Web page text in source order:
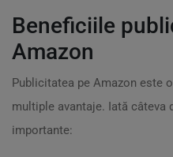
Beneficiile
Amazon
Publicitatea pe Amazon este
multiple avantaje. Iată câteva
importante: